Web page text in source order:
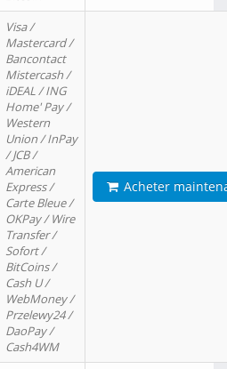
Visa /
Mastercard /
Bancontact
Mistercash /
iDEAL / ING
Home' Pay /
Western
Union / InPay
/ JCB /
American
Express /
Carte Bleue /
OKPay / Wire
Transfer /
Sofort /
BitCoins /
Cash U /
WebMoney /
Przelewy24 /
DaoPay /
Cash4WM
Acheter